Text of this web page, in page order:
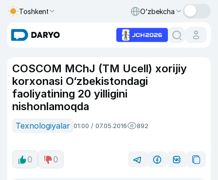
Toshkent O‘zbekcha
COSCOM MChJ (TM Ucell) xorijiy
korxonasi O‘zbekistondagi
faoliyatining 20 yilligini
nishonlamoqda
Texnologiyalar 01:00 / 07.05.2016 892
0 0